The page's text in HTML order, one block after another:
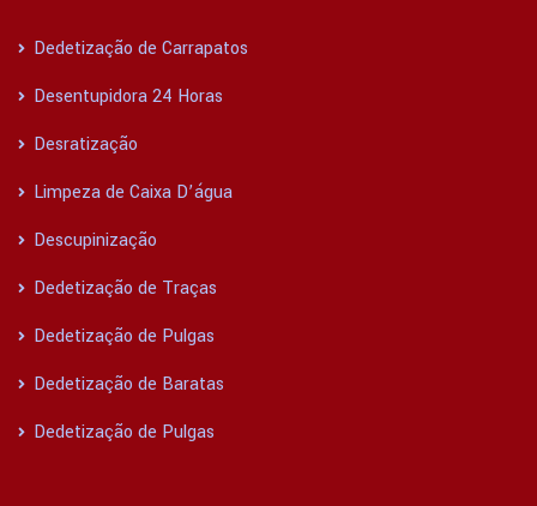
Dedetização de Carrapatos
Desentupidora 24 Horas
Desratização
Limpeza de Caixa D’água
Descupinização
Dedetização de Traças
Dedetização de Pulgas
Dedetização de Baratas
Dedetização de Pulgas